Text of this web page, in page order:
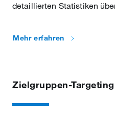
detaillierten Statistiken
Mehr erfahren
Zielgruppen-Targeting